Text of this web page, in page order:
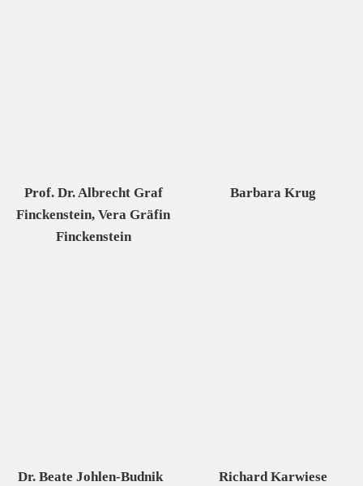
Prof. Dr. Albrecht Graf
Finckenstein, Vera Gräfin
Finckenstein
Barbara Krug
Dr. Beate Johlen-Budnik Richard Karwiese